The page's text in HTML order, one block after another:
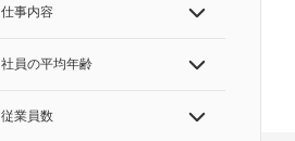
仕事内容
社員の平均年齢
従業員数